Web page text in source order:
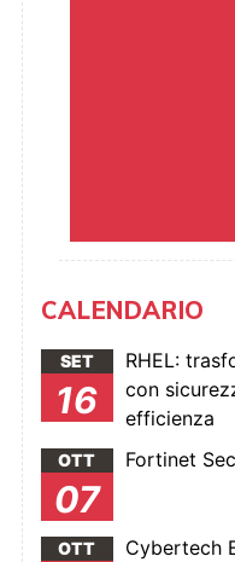
CALENDARIO
SET
16
RHEL:
con
efficienza
OTT
07
Fortinet
OTT Cybertech